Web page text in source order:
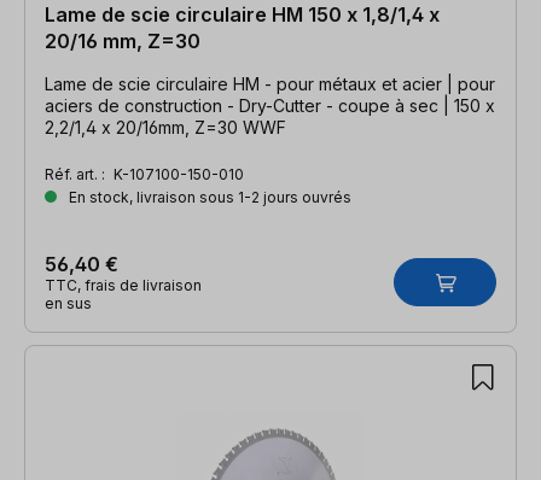
Lame de scie circulaire HM 150 x 1,8/1,4 x
20/16 mm, Z=30
Lame de scie circulaire HM - pour métaux et acier | pour
aciers de construction - Dry-Cutter - coupe à sec | 150 x
2,2/1,4 x 20/16mm, Z=30 WWF
Réf. art. : K-107100-150-010
En stock, livraison sous 1-2 jours ouvrés
56,40 €
TTC, frais de livraison
en sus